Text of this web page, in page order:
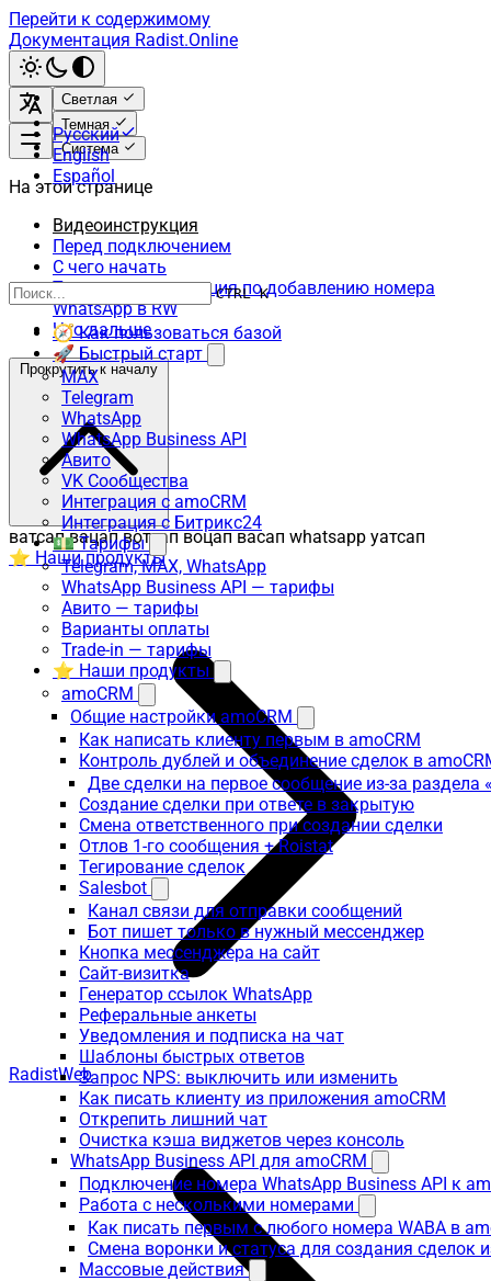
Перейти к содержимому
Документация Radist.Online
Светлая
Темная
Система
Русский
English
Español
CTRL K
🧭 Как пользоваться базой
🚀 Быстрый старт
MAX
Telegram
WhatsApp
WhatsApp Business API
Авито
VK Сообщества
Интеграция с amoCRM
Интеграция с Битрикс24
💵 Тарифы
Telegram, MAX, WhatsApp
WhatsApp Business API — тарифы
Авито — тарифы
Варианты оплаты
Trade-in — тарифы
⭐ Наши продукты
amoCRM
Общие настройки amoCRM
Как написать клиенту первым в amoCRM
Контроль дублей и объединение сделок в
Две сделки на первое сообщение из-за раздела
Создание сделки при ответе в закрытую
Смена ответственного при создании сделки
Отлов 1-го сообщения + Roistat
Тегирование сделок
Salesbot
Канал связи для отправки сообщений
Бот пишет только в нужный мессенджер
Кнопка мессенджера на сайт
Сайт-визитка
Генератор ссылок WhatsApp
Реферальные анкеты
Уведомления и подписка на чат
Шаблоны быстрых ответов
Запрос NPS: выключить или изменить
Как писать клиенту из приложения amoCRM
Открепить лишний чат
Очистка кэша виджетов через консоль
WhatsApp Business API для amoCRM
Подключение номера WhatsApp Business API к
Работа с несколькими номерами
Как писать первым с любого номера WABA в
Смена воронки и статуса для создания сделок
Массовые действия
На этой странице
Видеоинструкция
Перед подключением
С чего начать
Текстовая инструкция по добавлению номера
WhatsApp в RW
Что дальше
Прокрутить к началу
ватсап вацап вотсап воцап васап whatsapp уатсап
⭐ Наши продукты
RadistWeb